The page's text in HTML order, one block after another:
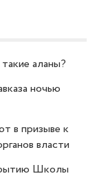
аланы?
ночью
в призыве к
власти
Школы